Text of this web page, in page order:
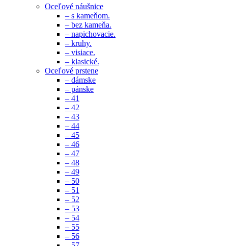
Oceľové náušnice
– s kameňom.
– bez kameňa.
– napichovacie.
– kruhy.
– visiace.
– klasické.
Oceľové prstene
– dámske
– pánske
– 41
– 42
– 43
– 44
– 45
– 46
– 47
– 48
– 49
– 50
– 51
– 52
– 53
– 54
– 55
– 56